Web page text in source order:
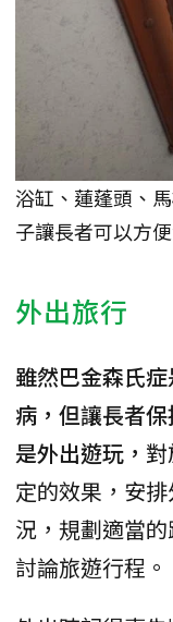
浴缸、蓮蓬頭、
子讓長者可以方
外出旅行
雖然巴金森氏
病，但讓長者
是外出遊玩，
定的效果，安
況，規劃適當
討論旅遊行程。